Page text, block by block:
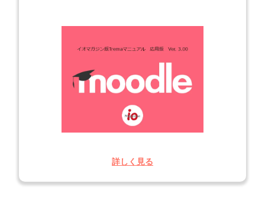
詳しく見る